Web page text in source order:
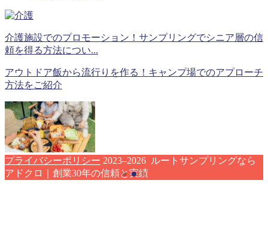
介護施設でのプロモーション！サンプリングでシニア層の信
頼を得る方法につい...
アウトドア飯から流行りを作る！キャンプ場でのアプローチ
方法をご紹介
プライバシーポリシー 2023–2026 ルートサンプリングなら
アドクロ｜創業30年の信頼と実績